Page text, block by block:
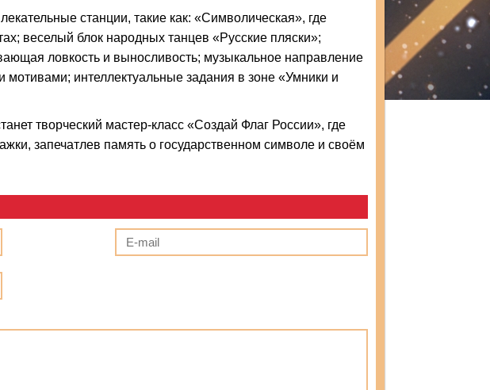
станции, такие как: «Символическая», где
веселый блок народных танцев «Русские пляски»;
ловкость и выносливость; музыкальное направление
интеллектуальные задания в зоне «Умники и
творческий мастер-класс «Создай Флаг России», где
запечатлев память о государственном символе и своём